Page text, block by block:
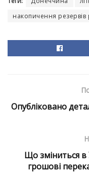
накопичення резервів
Опубліковано
Що зміниться в
грошові